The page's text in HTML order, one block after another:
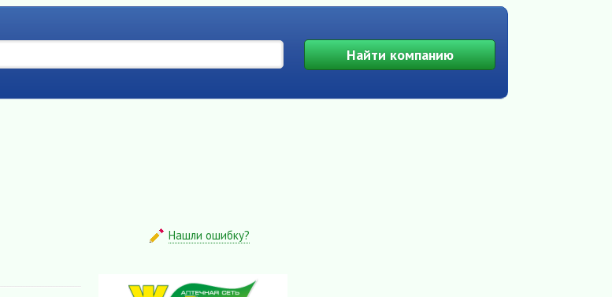
Найтикомпанию
Нашли ошибку?